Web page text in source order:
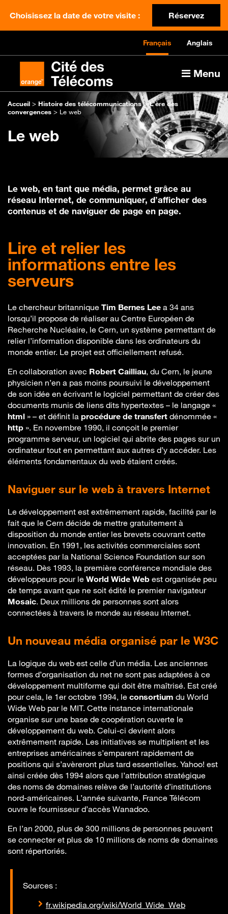
Choisissez la date de votre visite : Réservez
Français Anglais
Menu
Accueil > Histoire des télécommunications>L’ère des
convergences > Le web
Le web
Le web, en tant que média, permet grâce au
réseau Internet, de communiquer, d’afficher des
contenus et de naviguer de page en page.
Lire et relier les
informations entre les
serveurs
Le chercheur britannique Tim Bernes Lee a 34 ans
lorsqu’il propose de réaliser au Centre Européen de
Recherche Nucléaire, le Cern, un système permettant de
relier l’information disponible dans les ordinateurs du
monde entier. Le projet est officiellement refusé.
En collaboration avec Robert Cailliau, du Cern, le jeune
physicien n’en a pas moins poursuivi le développement
de son idée en écrivant le logiciel permettant de créer des
documents munis de liens dits hypertextes – le langage «
html » – et définit la procédure de transfert dénommée «
http ». En novembre 1990, il conçoit le premier
programme serveur, un logiciel qui abrite des pages sur un
ordinateur tout en permettant aux autres d’y accéder. Les
éléments fondamentaux du web étaient créés.
Naviguer sur le web à travers Internet
Le développement est extrêmement rapide, facilité par le
fait que le Cern décide de mettre gratuitement à
disposition du monde entier les brevets couvrant cette
innovation. En 1991, les activités commerciales sont
acceptées par la National Science Foundation sur son
réseau. Dès 1993, la première conférence mondiale des
développeurs pour le World Wide Web est organisée peu
de temps avant que ne soit édité le premier navigateur
Mosaic. Deux millions de personnes sont alors
connectées à travers le monde au réseau Internet.
Un nouveau média organisé par le W3C
La logique du web est celle d’un média. Les anciennes
formes d’organisation du net ne sont pas adaptées à ce
développement multiforme qui doit être maîtrisé. Est créé
pour cela, le 1er octobre 1994, le consortium du World
Wide Web par le MIT. Cette instance internationale
organise sur une base de coopération ouverte le
développement du web. Celui-ci devient alors
extrêmement rapide. Les initiatives se multiplient et les
entreprises américaines s’emparent rapidement de
positions qui s’avèreront plus tard essentielles. Yahoo! est
ainsi créée dès 1994 alors que l’attribution stratégique
des noms de domaines relève de l’autorité d’institutions
nord-américaines. L’année suivante, France Télécom
ouvre le fournisseur d’accès Wanadoo.
En l’an 2000, plus de 300 millions de personnes peuvent
se connecter et plus de 10 millions de noms de domaines
sont répertoriés.
Sources :
fr.wikipedia.org/wiki/World_Wide_Web